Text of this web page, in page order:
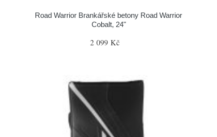
Road Warrior Brankářské betony Road Warrior
Cobalt, 24"
2 099 Kč